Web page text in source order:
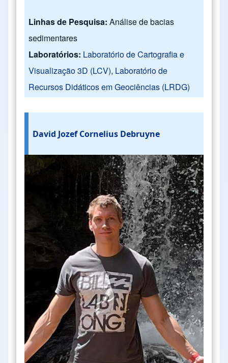
Linhas de Pesquisa: Análise de bacias
sedimentares
Laboratórios: Laboratório de Cartografia e
Visualização 3D (LCV), Laboratório de
Recursos Didáticos em Geociências (LRDG)
David Jozef Cornelius Debruyne